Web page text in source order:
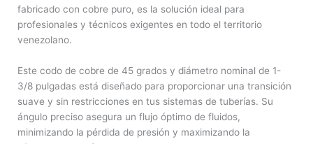
fabricado con cobre puro, es la solución ideal para
profesionales y técnicos exigentes en todo el territorio
venezolano.
Este codo de cobre de 45 grados y diámetro nominal de 1-
3/8 pulgadas está diseñado para proporcionar una transición
suave y sin restricciones en tus sistemas de tuberías. Su
ángulo preciso asegura un flujo óptimo de fluidos,
minimizando la pérdida de presión y maximizando la